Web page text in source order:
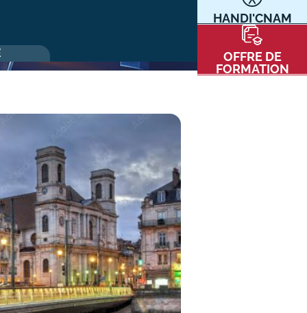
HANDI'CNAM
OFFRE DE
FORMATION
Prospect
PRESSE/MÉDIAS CARTE INTERACTIVE DES CENTRES